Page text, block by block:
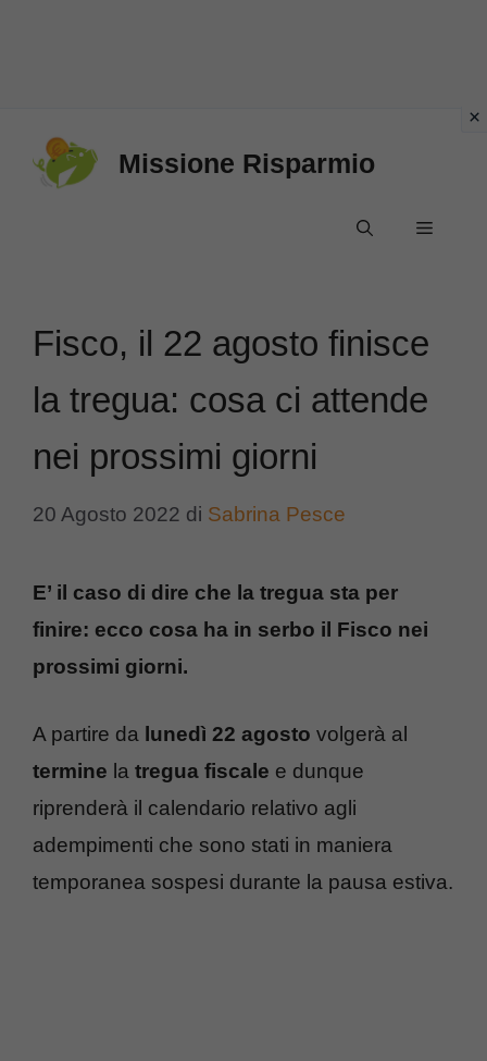
Missione Risparmio
Menu
Fisco, il 22 agosto finisce
la tregua: cosa ci attende
nei prossimi giorni
20 Agosto 2022 di Sabrina Pesce
E’ il caso di dire che la tregua sta per
finire: ecco cosa ha in serbo il Fisco nei
prossimi giorni.
A partire da lunedì 22 agosto volgerà al
termine la tregua fiscale e dunque
riprenderà il calendario relativo agli
adempimenti che sono stati in maniera
temporanea sospesi durante la pausa estiva.